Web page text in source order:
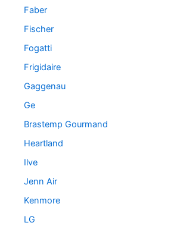
Faber
Fischer
Fogatti
Frigidaire
Gaggenau
Ge
Brastemp Gourmand
Heartland
Ilve
Jenn Air
Kenmore
LG